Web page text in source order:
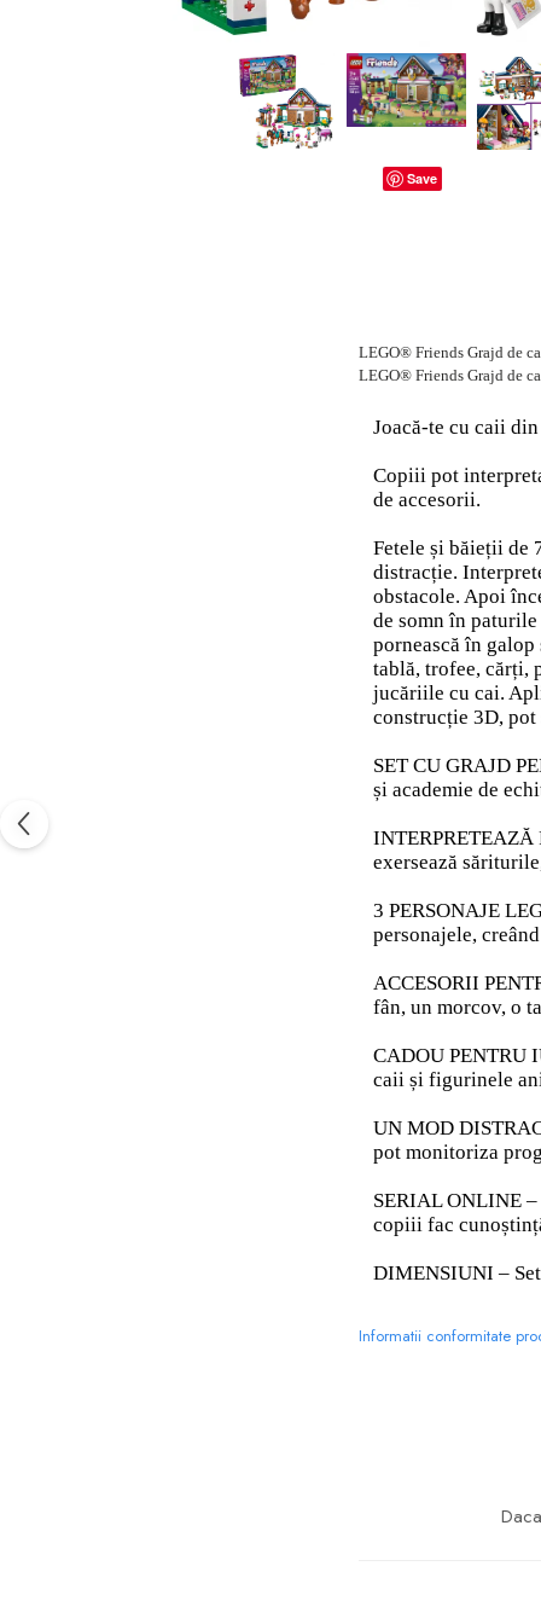
dopuri de urechi
Produse îngrijire copii
Save
LEGO® Friends Grajd de
LEGO® Friends Grajd de
Joacă-te cu caii
Copiii pot
de accesorii.
Fetele și băieții de
distracție.
obstacole. Apoi
de somn în
pornească în
tablă, trofee, cărți,
jucăriile cu cai.
construcție 3D,
SET CU GRAJD
și academie de
exersează
3 PERSONAJE
personajele,
ACCESORII
fân, un morcov, o
CADOU PENTRU
caii și figurinele
UN MOD
pot monitoriza
SERIAL ONLINE
copiii fac
DIMENSIUNI –
Informatii conformitate